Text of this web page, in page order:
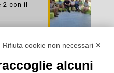
2 con il
Rifiuta cookie non necessari ✕
alcuni